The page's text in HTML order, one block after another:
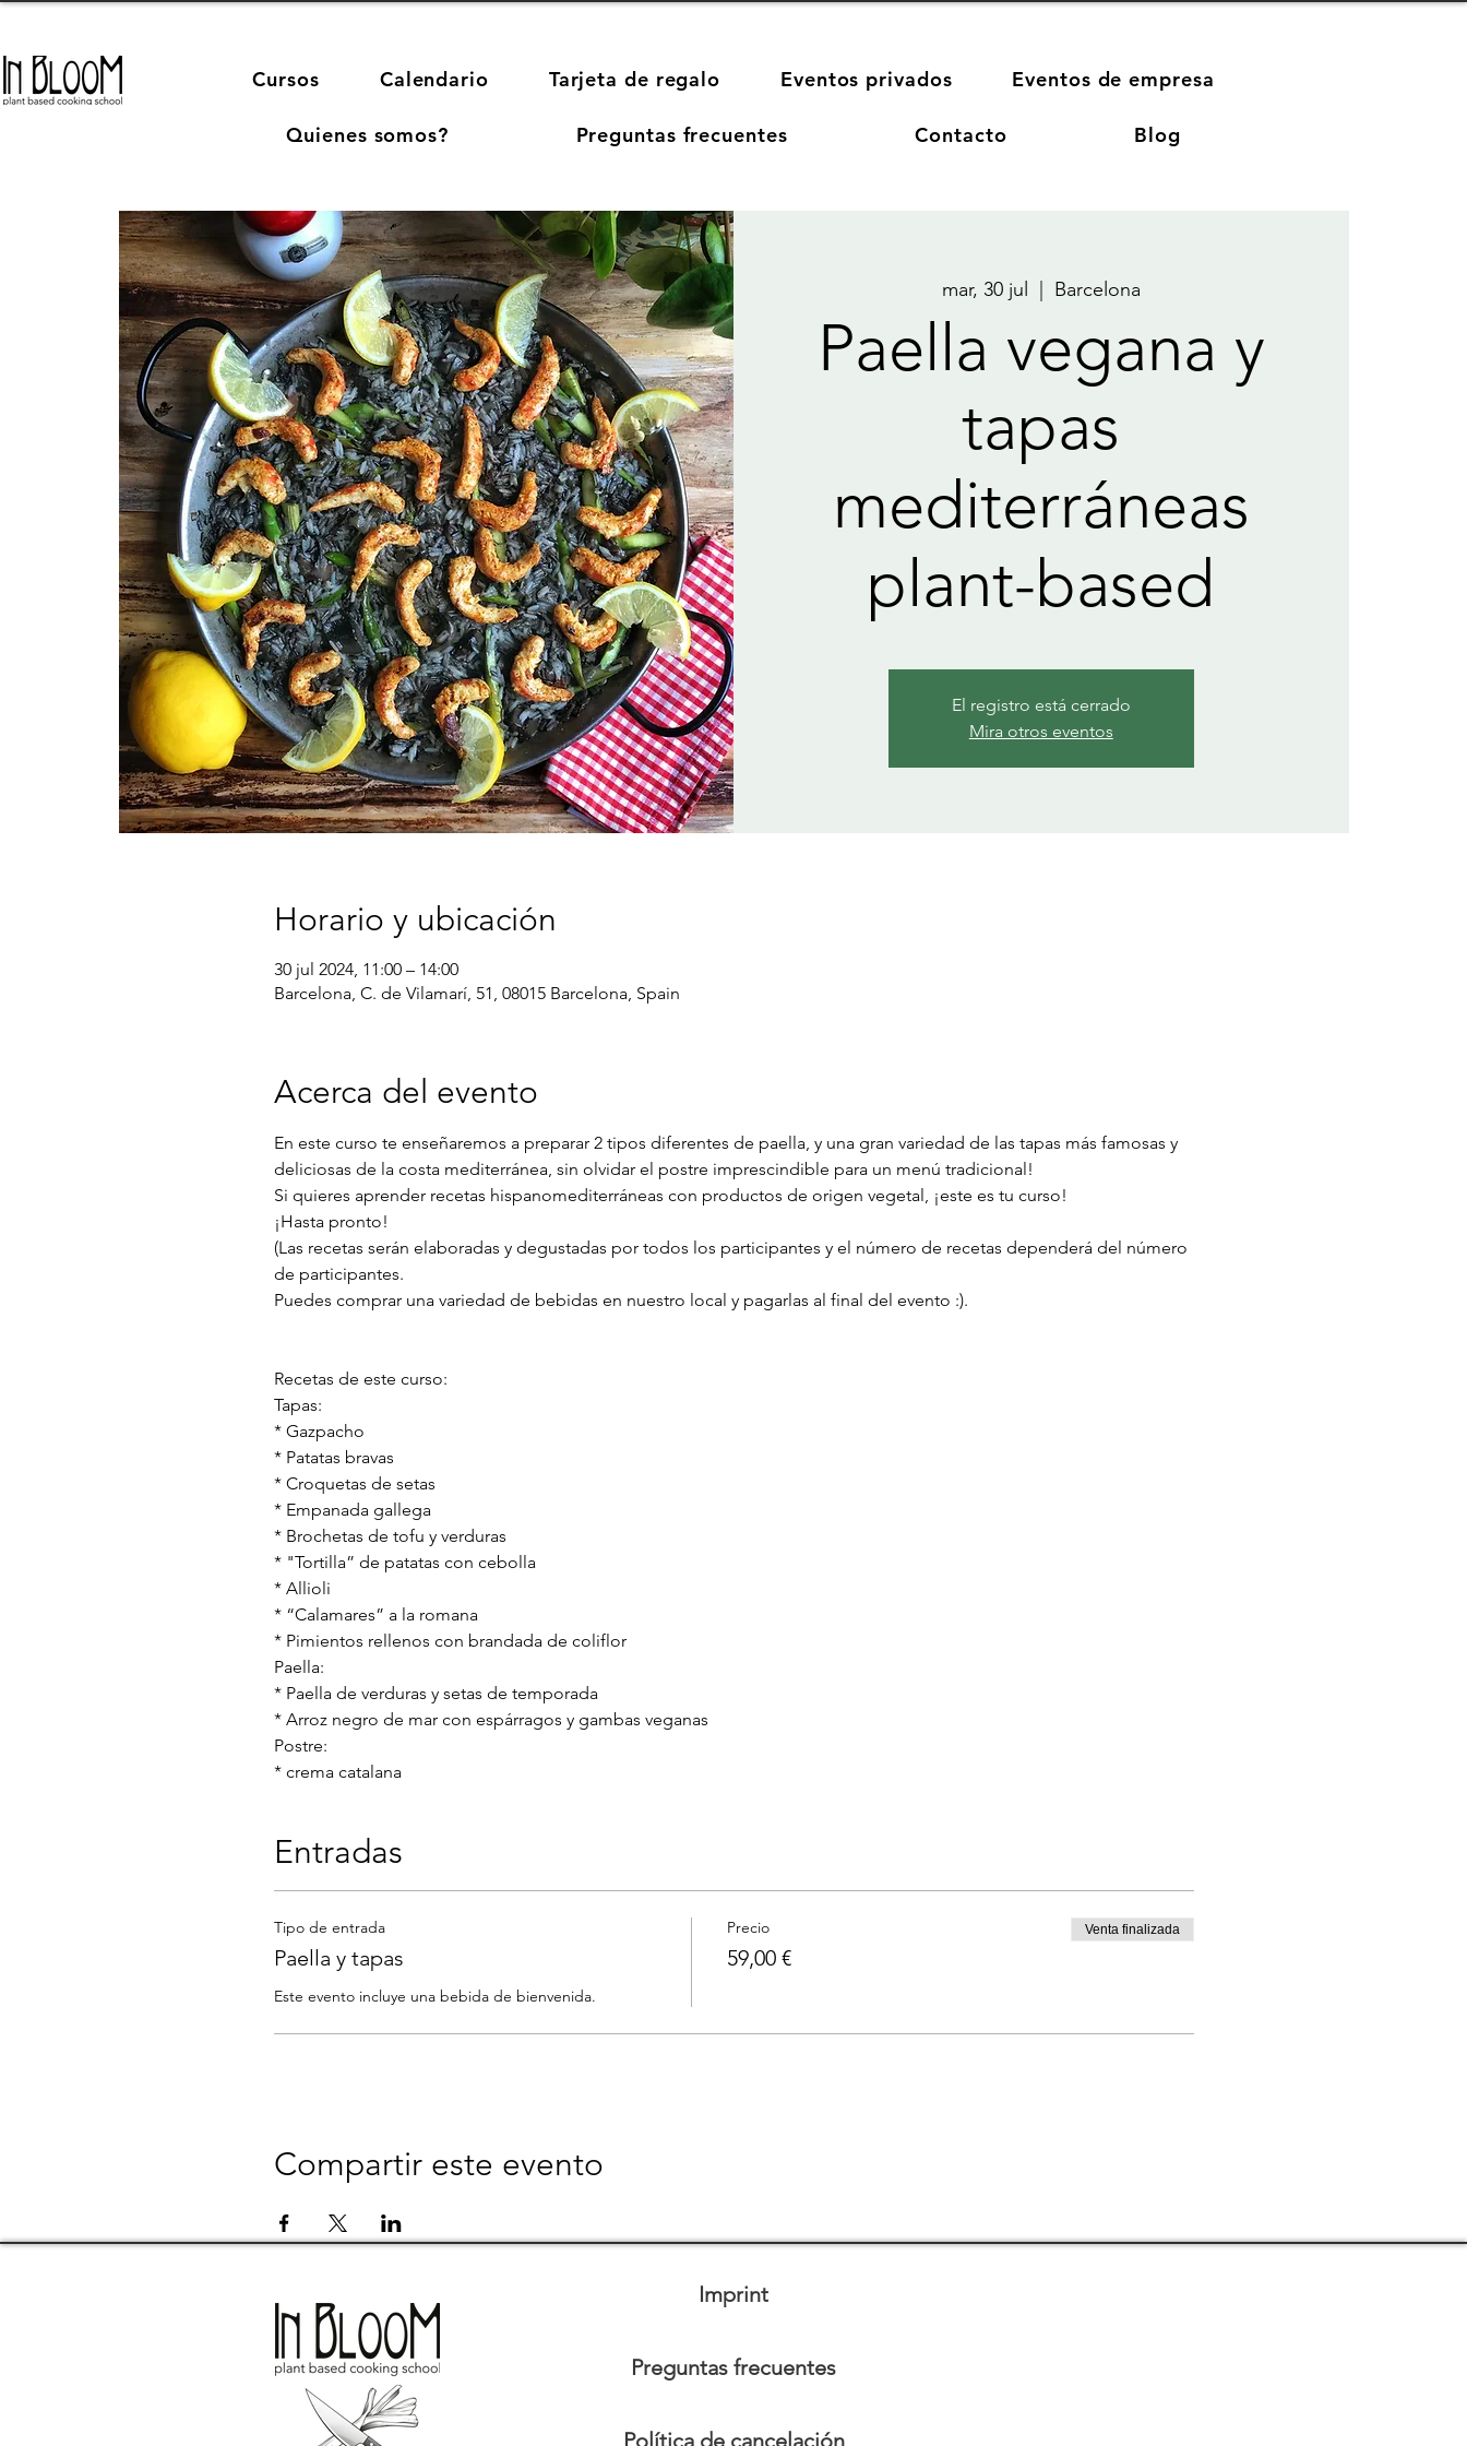
Cursos Calendario Tarjeta de regalo Eventos privados Eventos de empresa
Quienes somos? Preguntas frecuentes Contacto Blog
mar, 30 jul
  |
Barcelona
Paella vegana y
tapas
mediterráneas
plant-based
El registro está cerrado
Mira otros eventos
Horario y ubicación
30 jul 2024, 11:00 – 14:00
Barcelona, C. de Vilamarí, 51, 08015 Barcelona, Spain
Acerca del evento
En este curso te enseñaremos a preparar 2 tipos diferentes de paella, y una gran variedad de las tapas más famosas y
deliciosas de la costa mediterránea, sin olvidar el postre imprescindible para un menú tradicional!
Si quieres aprender recetas hispanomediterráneas con productos de origen vegetal, ¡este es tu curso!
¡Hasta pronto!
(Las recetas serán elaboradas y degustadas por todos los participantes y el número de recetas dependerá del número
de participantes.
Puedes comprar una variedad de bebidas en nuestro local y pagarlas al final del evento :).
Recetas de este curso:
Tapas:
* Gazpacho
* Patatas bravas
* Croquetas de setas
* Empanada gallega
* Brochetas de tofu y verduras
* "Tortilla” de patatas con cebolla
* Allioli
* “Calamares” a la romana
* Pimientos rellenos con brandada de coliflor
Paella:
* Paella de verduras y setas de temporada
* Arroz negro de mar con espárragos y gambas veganas
Postre:
* crema catalana
Entradas
Tipo de entrada
Paella y tapas
Este evento incluye una bebida de bienvenida.
Precio
59,00 €
Venta finalizada
Compartir este evento
Imprint
Preguntas frecuentes
Política de cancelación